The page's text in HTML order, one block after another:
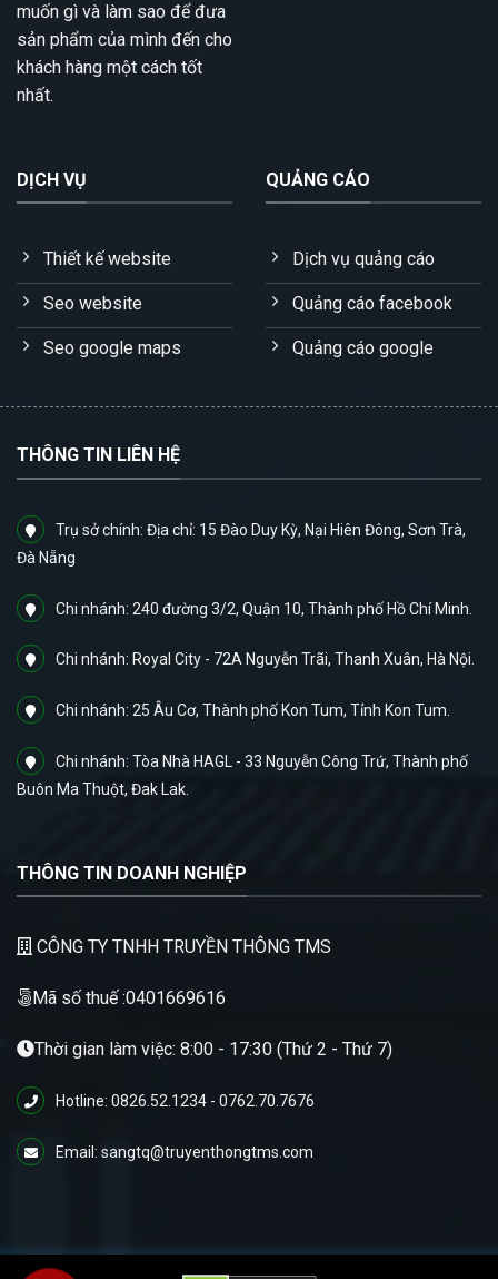
muốn gì và làm sao để đưa
sản phẩm của mình đến cho
khách hàng một cách tốt
nhất.
DỊCH VỤ
Thiết kế website
Seo website
Seo google maps
QUẢNG CÁO
Dịch vụ quảng cáo
Quảng cáo facebook
Quảng cáo google
THÔNG TIN LIÊN HỆ
Trụ sở chính: Địa chỉ: 15 Đào Duy Kỳ, Nại Hiên Đông, Sơn Trà,
Đà Nẵng
Chi nhánh: 240 đường 3/2, Quận 10, Thành phố Hồ Chí Minh.
Chi nhánh: Royal City - 72A Nguyễn Trãi, Thanh Xuân, Hà Nội.
Chi nhánh: 25 Âu Cơ, Thành phố Kon Tum, Tỉnh Kon Tum.
Chi nhánh: Tòa Nhà HAGL - 33 Nguyễn Công Trứ, Thành phố
Buôn Ma Thuột, Đak Lak.
THÔNG TIN DOANH NGHIỆP
CÔNG TY TNHH TRUYỀN THÔNG TMS
Mã số thuế :0401669616
Thời gian làm việc: 8:00 - 17:30 (Thứ 2 - Thứ 7)
Hotline: 0826.52.1234 - 0762.70.7676
Email: sangtq@truyenthongtms.com